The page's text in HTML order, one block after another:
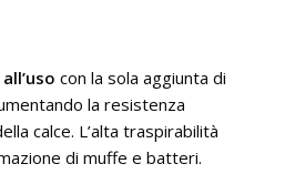
con la sola aggiunta di
la resistenza
calce. L’alta traspirabilità
di muffe e batteri.